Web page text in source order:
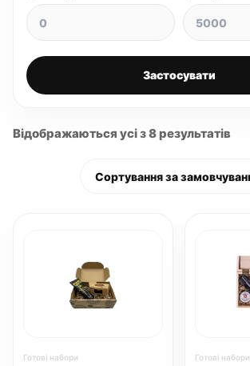
Застосувати
Відображаються усі з 8 результатів
Готові набори Готові набори